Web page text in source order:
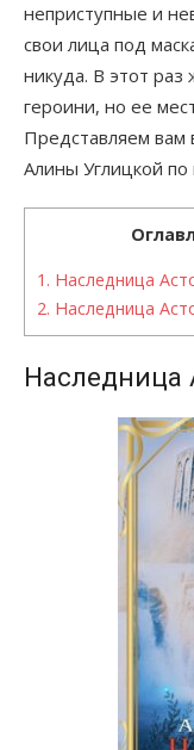
неприступные и
свои лица под
никуда. В этот раз
героини, но ее
Представляем вам
Алины Углицкой
1. Наследница
2. Наследница
Наследница